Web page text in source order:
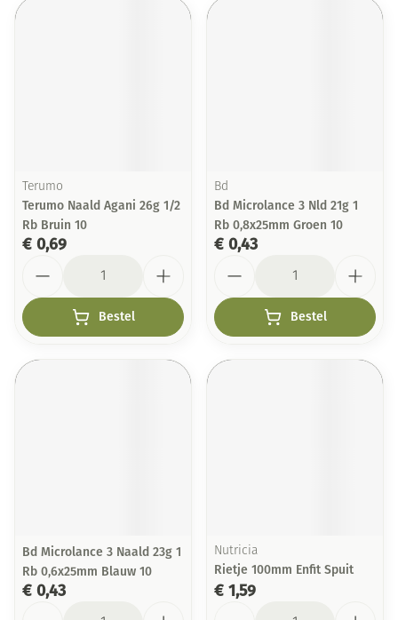
Terumo
Terumo Naald Agani 26g 1/2
Rb Bruin 10
€ 0,69
Bestel
Bd
Bd Microlance 3 Nld 21g 1
Rb 0,8x25mm Groen 10
€ 0,43
Bestel
Bd Microlance 3 Naald 23g 1
Rb 0,6x25mm Blauw 10
€ 0,43
Nutricia
Rietje 100mm Enfit Spuit
€ 1,59